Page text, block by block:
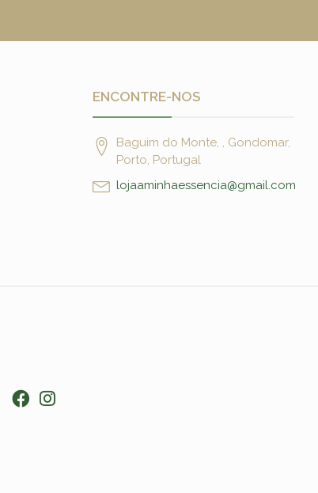
ENCONTRE-NOS
Baguim do Monte, , Gondomar,
Porto, Portugal
lojaaminhaessencia@gmail.com